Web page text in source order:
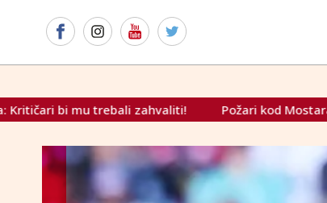
Požari kod Mostara i Konjica i dalje aktivni